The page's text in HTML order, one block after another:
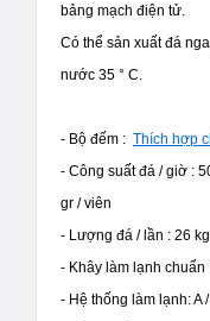
bảng mạch điện tử.
Có thể sản xuất đá
nước 35 ° C.
- Bộ đếm : Thích hợp
- Công suất đá / giờ :
gr / viên
- Lượng đá / lần : 26
- Khây làm lạnh chuẩn
- Hệ thống làm lạnh: A